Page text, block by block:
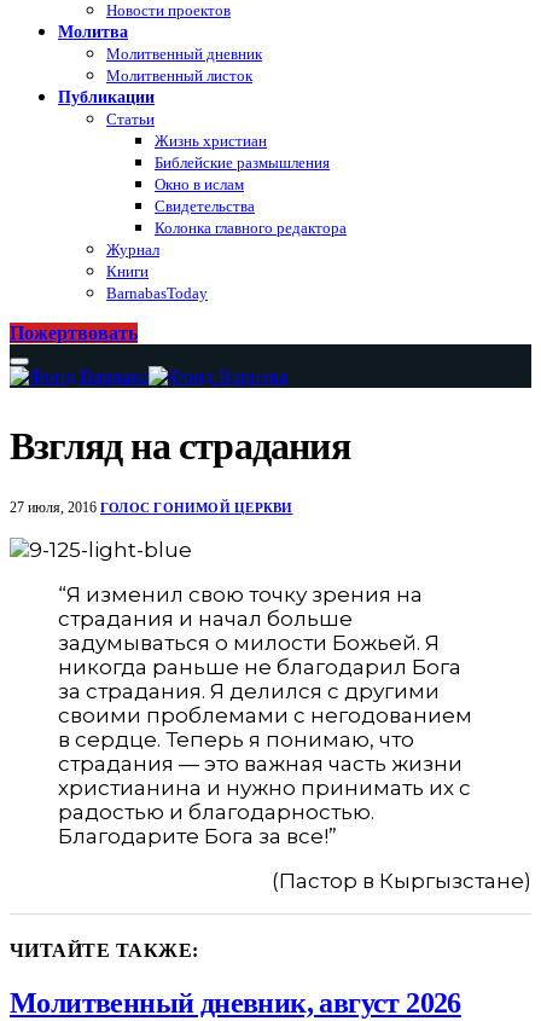
Новости проектов
Молитва
Молитвенный дневник
Молитвенный листок
Публикации
Статьи
Жизнь христиан
Библейские размышления
Окно в ислам
Свидетельства
Колонка главного редактора
Журнал
Книги
BarnabasToday
Пожертвовать
Взгляд на страдания
27 июля, 2016 ГОЛОС ГОНИМОЙ ЦЕРКВИ
“Я изменил свою точку зрения на
страдания и начал больше
задумываться о милости Божьей. Я
никогда раньше не благодарил Бога
за страдания. Я делился с другими
своими проблемами с негодованием
в сердце. Теперь я понимаю, что
страдания — это важная часть жизни
христианина и нужно принимать их с
радостью и благодарностью.
Благодарите Бога за все!”
(Пастор в Кыргызстане)
ЧИТАЙТЕ ТАКЖЕ:
Молитвенный дневник, август 2026